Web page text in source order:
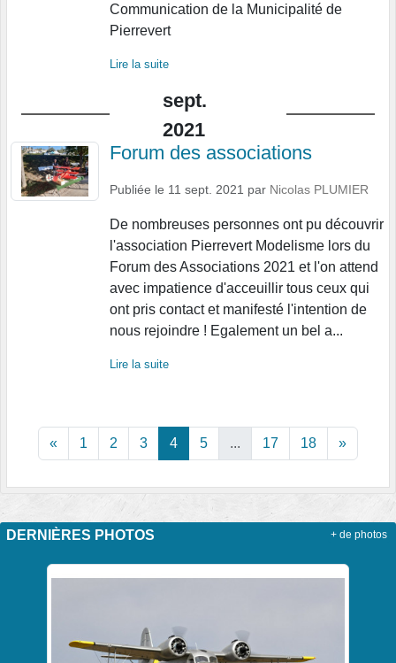
Communication de la Municipalité de
Pierrevert
Lire la suite
sept.
2021
Forum des associations
Publiée le 11 sept. 2021 par Nicolas PLUMIER
De nombreuses personnes ont pu découvrir
l'association Pierrevert Modelisme lors du
Forum des Associations 2021 et l'on attend
avec impatience d'acceuillir tous ceux qui
ont pris contact et manifesté l'intention de
nous rejoindre ! Egalement un bel a...
Lire la suite
« 1 2 3 4 5 ... 17 18 »
DERNIÈRES PHOTOS + de photos